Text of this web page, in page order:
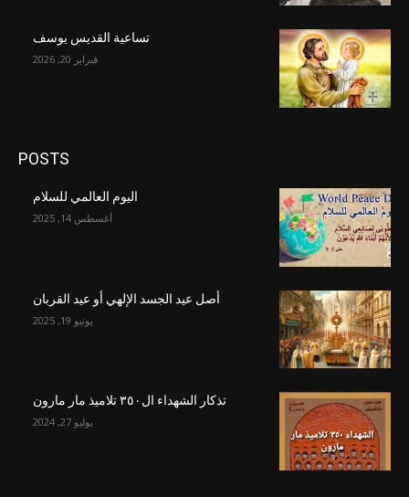
تساعية القديس يوسف
فبراير 20, 2026
POSTS
اليوم العالمي للسلام
أغسطس 14, 2025
أصل عيد الجسد الإلهي أو عيد القربان
يونيو 19, 2025
تذكار الشهداء ال٣٥٠ تلاميذ مار مارون
يوليو 27, 2024